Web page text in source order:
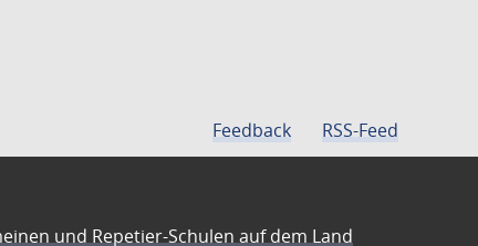
Feedback RSS-Feed
und Repetier-Schulen auf dem Land